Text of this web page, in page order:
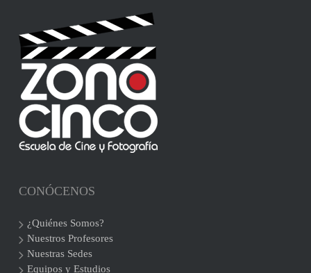
CONÓCENOS
¿Quiénes Somos?
Nuestros Profesores
Nuestras Sedes
Equipos y Estudios